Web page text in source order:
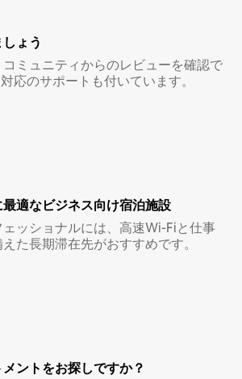
ょう
ミュニティからのレビューを確認で
応のサポートも付いています。
適⁠なビ⁠ジ⁠ネ⁠ス⁠向⁠け宿⁠泊⁠施⁠設
ッショナルには、高速Wi-Fiと仕事
た長期滞在先がおすすめです。
ントをお探しですか？